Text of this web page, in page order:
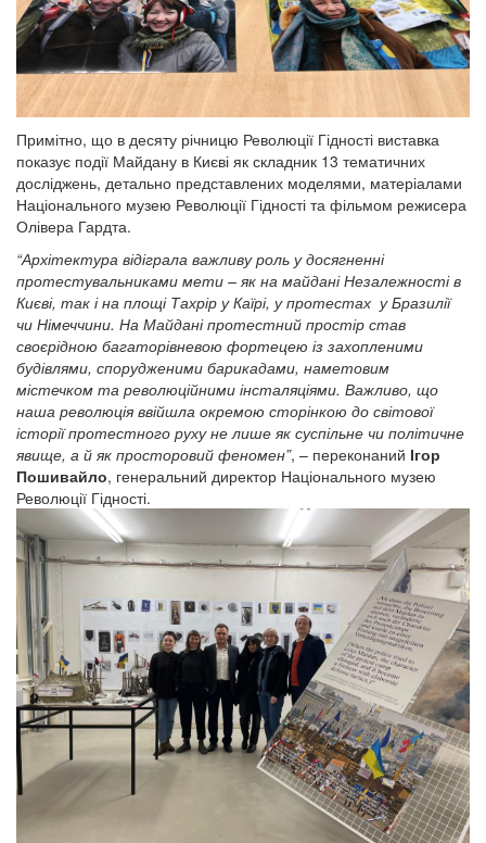
Примітно, що в десяту річницю Революції Гідності виставка
показує події Майдану в Києві як складник 13 тематичних
досліджень, детально представлених моделями, матеріалами
Національного музею Революції Гідності та фільмом режисера
Олівера Гардта.
“Архітектура відіграла важливу роль у досягненні
протестувальниками мети – як на майдані Незалежності в
Києві, так і на площі Тахрір у Каїрі, у протестах у Бразилії
чи Німеччини. На Майдані протестний простір став
своєрідною багаторівневою фортецею із захопленими
будівлями, спорудженими барикадами, наметовим
містечком та революційними інсталяціями. Важливо, що
наша революція ввійшла окремою сторінкою до світової
історії протестного руху не лише як суспільне чи політичне
явище, а й як просторовий феномен”, – переконаний Ігор
Пошивайло, генеральний директор Національного музею
Революції Гідності.